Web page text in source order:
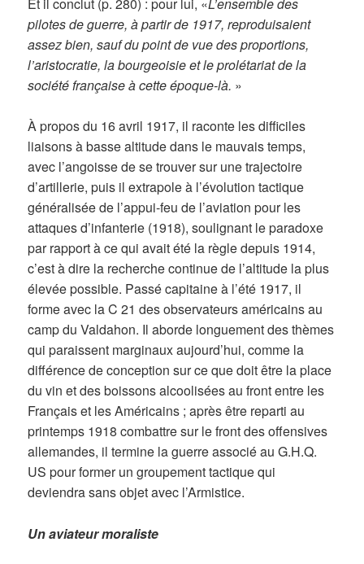
pilotes de guerre, à partir de 1917, reproduisaient
assez bien, sauf du point de vue des proportions,
l’aristocratie, la bourgeoisie et le prolétariat de la
société française à cette époque-là. »
À propos du 16 avril 1917, il raconte les difficiles
liaisons à basse altitude dans le mauvais temps,
avec l’angoisse de se trouver sur une trajectoire
d’artillerie, puis il extrapole à l’évolution tactique
généralisée de l’appui-feu de l’aviation pour les
attaques d’infanterie (1918), soulignant le paradoxe
par rapport à ce qui avait été la règle depuis 1914,
c’est à dire la recherche continue de l’altitude la plus
élevée possible. Passé capitaine à l’été 1917, il
forme avec la C 21 des observateurs américains au
camp du Valdahon. Il aborde longuement des thèmes
qui paraissent marginaux aujourd’hui, comme la
différence de conception sur ce que doit être la place
du vin et des boissons alcoolisées au front entre les
Français et les Américains ; après être reparti au
printemps 1918 combattre sur le front des offensives
allemandes, il termine la guerre associé au G.H.Q.
US pour former un groupement tactique qui
deviendra sans objet avec l’Armistice.
Un aviateur moraliste